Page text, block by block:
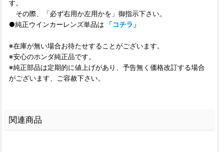
す。
その際、「必ず右用か左用かを」御指示下さい。
●純正ウインカーレンズ単品は 「コチラ」
※在庫が無い場合お待たせすることがございます。
※安心のホンダ純正品です。
※純正部品は定期的に値上げがあり、予告無く価格改訂する場合
がございます、ご容赦下さい。
関連商品